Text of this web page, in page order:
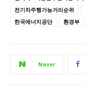
전기차주행가능거리순위
한국에너지공단
환경부
Naver